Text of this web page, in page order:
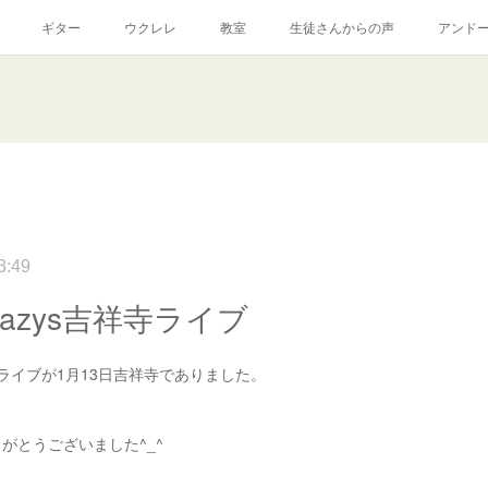
ギター ウクレレ 教室 生徒さんからの声 アンド
吉祥寺ライブ
イブが1月13日吉祥寺でありました。
とうございました^_^